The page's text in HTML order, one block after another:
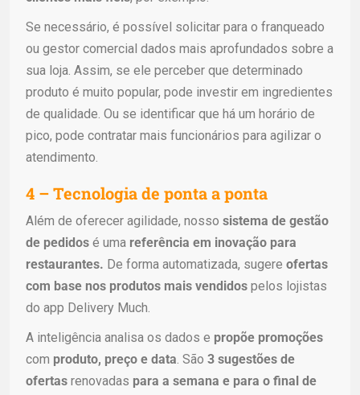
Se necessário, é possível solicitar para o franqueado
ou gestor comercial dados mais aprofundados sobre a
sua loja. Assim, se ele perceber que determinado
produto é muito popular, pode investir em ingredientes
de qualidade. Ou se identificar que há um horário de
pico, pode contratar mais funcionários para agilizar o
atendimento.
4 – Tecnologia de ponta a ponta
Além de oferecer agilidade, nosso sistema de gestão
de pedidos é uma referência em inovação para
restaurantes. De forma automatizada, sugere ofertas
com base nos produtos mais vendidos pelos lojistas
do app Delivery Much.
A inteligência analisa os dados e propõe promoções
com produto, preço e data . São 3 sugestões de
ofertas renovadas para a semana e para o final de